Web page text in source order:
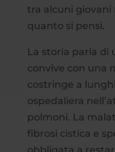
tra alcuni giovani
quanto si pensi.
La storia parla di
convive con una
costringe a
ospedaliera
polmoni. La
fibrosi cistica e